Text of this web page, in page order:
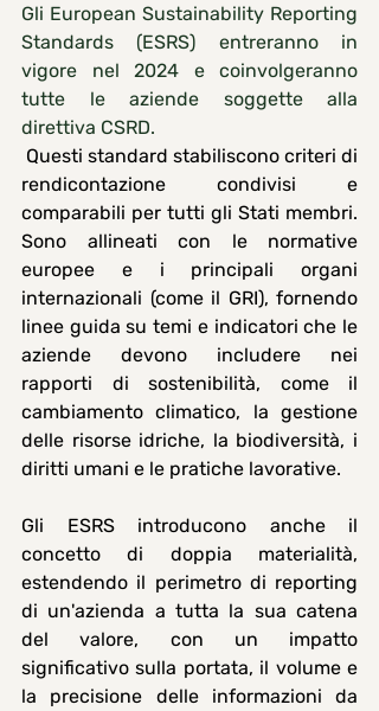
Gli European Sustainability Reporting
Standards (ESRS) entreranno in
vigore nel 2024 e coinvolgeranno
tutte le aziende soggette alla
direttiva CSRD.
Questi standard stabiliscono criteri di
rendicontazione condivisi e
comparabili per tutti gli Stati membri.
Sono allineati con le normative
europee e i principali organi
internazionali (come il GRI), fornendo
linee guida su temi e indicatori che le
aziende devono includere nei
rapporti di sostenibilità, come il
cambiamento climatico, la gestione
delle risorse idriche, la biodiversità, i
diritti umani e le pratiche lavorative.
Gli ESRS introducono anche il
concetto di doppia materialità,
estendendo il perimetro di reporting
di un'azienda a tutta la sua catena
del valore, con un impatto
significativo sulla portata, il volume e
la precisione delle informazioni da